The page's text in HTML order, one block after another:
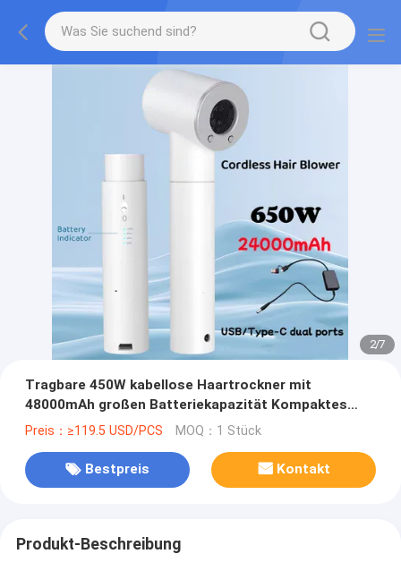
2/7
Tragbare 450W kabellose Haartrockner mit
48000mAh großen Batteriekapazität Kompaktes
Design
Preis：≥119.5 USD/PCS MOQ：1 Stück
Bestpreis Kontakt
Produkt-Beschreibung